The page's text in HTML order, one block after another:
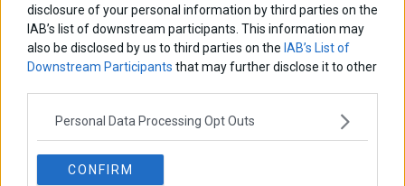
disclosure of your personal information by third parties on the
IAB’s list of downstream participants. This information may
also be disclosed by us to third parties on the IAB’s List of
Downstream Participants that may further disclose it to other
Personal Data Processing Opt Outs
CONFIRM
Σταματίνα Σταματάκου
Η βία κατά των ζώων δεν αντέχει βολικές ερμηνείες
Δημήτρης Καμπουράκης
ψάχνει τον επόμενο Μεσσία